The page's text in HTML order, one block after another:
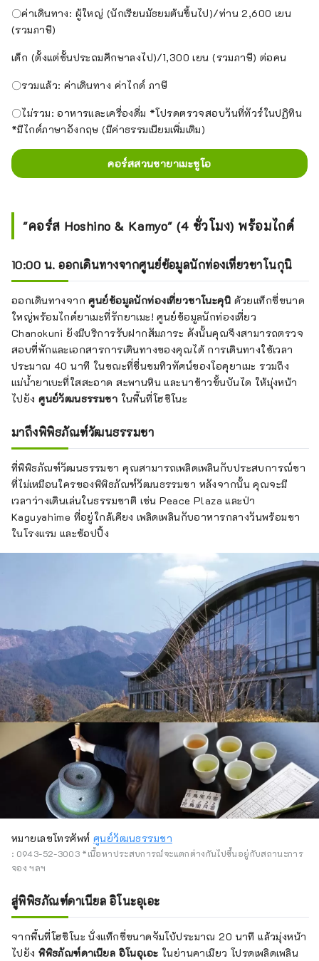
〇ค่าเดินทาง: ผู้ใหญ่ (นักเรียนมัธยมต้นขึ้นไป)/ท่าน 2,600 เยน
(รวมภาษี)
เด็ก (ตั้งแต่ชั้นประถมศึกษาลงไป)/1,300 เยน (รวมภาษี) ต่อคน
〇รวมแล้ว: ค่าเดินทาง ค่าไกด์ ภาษี
〇ไม่รวม: อาหารและเครื่องดื่ม *โปรดตรวจสอบวันที่ทัวร์ในปฏิทิน
*มีไกด์ภาษาอังกฤษ (มีค่าธรรมเนียมเพิ่มเติม)
คอร์สสวนชายาเมะชูโอ
"คอร์ส Hoshino & Kamyo" (4 ชั่วโมง) พร้อมไกด์
10:00 น. ออกเดินทางจากศูนย์ข้อมูลนักท่องเที่ยวชาโนกุนิ
ออกเดินทางจากศูนย์ข้อมูลนักท่องเที่ยวชาโนะคุนิ ด้วยแท็กซี่ขนาด
ใหญ่พร้อมไกด์ยาเมะที่รักยาเมะ! ศูนย์ข้อมูลนักท่องเที่ยว
Chanokuni ยังมีบริการรับฝากสัมภาระ ดังนั้นคุณจึงสามารถตรวจ
สอบที่พักและเอกสารการเดินทางของคุณได้ การเดินทางใช้เวลา
ประมาณ 40 นาที ในขณะที่ชื่นชมทิวทัศน์ของโอคุยาเมะ รวมถึง
แม่น้ำยาเบะที่ใสสะอาด สะพานหิน และนาข้าวขั้นบันได ให้มุ่งหน้า
ไปยังศูนย์วัฒนธรรมชา ในพื้นที่โฮชิโนะ
มาถึงพิพิธภัณฑ์วัฒนธรรมชา
ที่พิพิธภัณฑ์วัฒนธรรมชา คุณสามารถเพลิดเพลินกับประสบการณ์ชา
ที่ไม่เหมือนใครของพิพิธภัณฑ์วัฒนธรรมชา หลังจากนั้น คุณจะมี
เวลาว่างเดินเล่นในธรรมชาติ เช่น Peace Plaza และป่า
Kaguyahime ที่อยู่ใกล้เคียง เพลิดเพลินกับอาหารกลางวันพร้อมชา
ในโรงแรม และช้อปปิ้ง
หมายเลขโทรศัพท์ ศูนย์วัฒนธรรมชา
: 0943-52-3003 *เนื้อหาประสบการณ์จะแตกต่างกันไปขึ้นอยู่กับสถานะการ
จอง ฯลฯ
สู่พิพิธภัณฑ์ดาเนียล อิโนะอุเอะ
จากพื้นที่โฮชิโนะ นั่งแท็กซี่ขนาดจัมโบ้ประมาณ 20 นาที แล้วมุ่งหน้า
ไปยังพิพิธภัณฑ์ดาเนียล อิโนอุเอะ ในย่านคาเมียว โปรดเพลิดเพลิน